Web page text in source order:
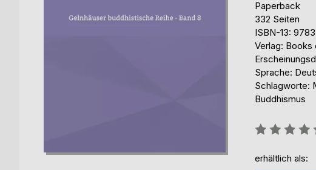
Paperback
332 Seiten
ISBN-13:
Verlag: Books
Sprache:
Schlagworte:
Buddhismus
Bewertung::
erhältlich als: